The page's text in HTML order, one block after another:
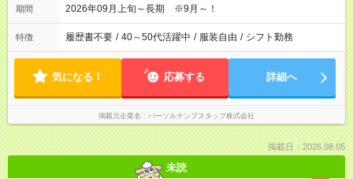
期間 2026年09月上旬～長期 ※9月～！
特徴 履歴書不要 / 40～50代活躍中 / 服装自由 / シフト勤務
気になる！ 応募する 詳細へ
掲載元企業名 パーソルテンプスタッフ株式会社
掲載日：2026.08.05
未読